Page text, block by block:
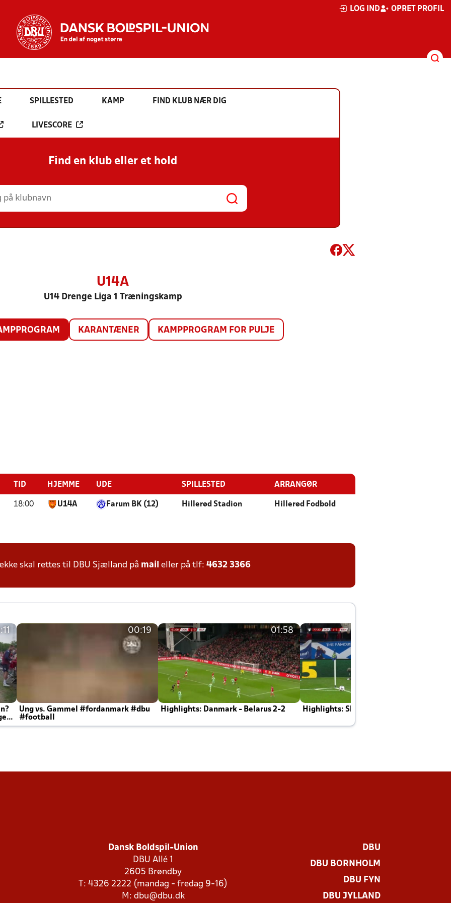
LOG IND OPRET PROFIL
SPILLESTED KAMP FIND KLUB NÆR DIG
LIVESCORE
Find en klub eller et hold
U14A
U14 Drenge Liga 1 Træningskamp
KARANTÆNER KAMPPROGRAM FOR PULJE
TID HJEMME UDE SPILLESTED ARRANGØR
18:00 U14A Farum BK (12) Hillerød Stadion Hillerød Fodbold
skal rettes til DBU Sjælland på mail eller på tlf: 4632 3366
00:19
Ung vs. Gammel #fordanmark #dbu
#football
01:58
Highlights: Danmark - Belarus 2-2 Highlights: Skotland - Danmark 4-2
Dansk Boldspil-Union
DBU Allé 1
2605 Brøndby
T: 4326 2222 (mandag - fredag 9-16)
M: dbu@dbu.dk
DBU
DBU BORNHOLM
DBU FYN
DBU JYLLAND